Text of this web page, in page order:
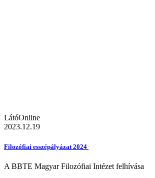
LátóOnline
2023.12.19
Filozófiai esszépályázat 2024
A BBTE Magyar Filozófiai Intézet felhívása